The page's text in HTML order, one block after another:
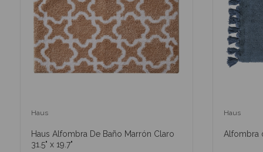
Haus
Haus Alfombra De Baño Marrón Claro
31.5" x 19.7"
Haus
Alfombra